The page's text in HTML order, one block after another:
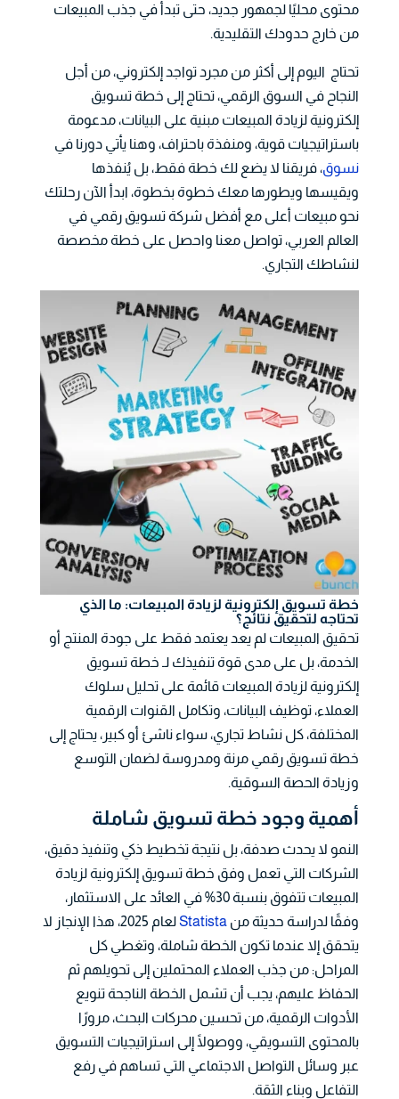
محتوى محليًا لجمهور جديد، حتى تبدأ في جذب المبيعات
من خارج حدودك التقليدية.
تحتاج اليوم إلى أكثر من مجرد تواجد إلكتروني، من أجل
النجاح في السوق الرقمي، تحتاج إلى خطة تسويق
إلكترونية لزيادة المبيعات مبنية على البيانات، مدعومة
باستراتيجيات قوية، ومنفذة باحتراف، وهنا يأتي دورنا في
نسوق، فريقنا لا يضع لك خطة فقط، بل يُنفذها
ويقيسها ويطورها معك خطوة بخطوة، ابدأ الآن رحلتك
نحو مبيعات أعلى مع أفضل شركة تسويق رقمي في
العالم العربي، تواصل معنا واحصل على خطة مخصصة
لنشاطك التجاري.
خطة تسويق إلكترونية لزيادة المبيعات: ما الذي
تحتاجه لتحقيق نتائج؟
تحقيق المبيعات لم يعد يعتمد فقط على جودة المنتج أو
الخدمة، بل على مدى قوة تنفيذك لـ خطة تسويق
إلكترونية لزيادة المبيعات قائمة على تحليل سلوك
العملاء، توظيف البيانات، وتكامل القنوات الرقمية
المختلفة، كل نشاط تجاري، سواء ناشئ أو كبير، يحتاج إلى
خطة تسويق رقمي مرنة ومدروسة لضمان التوسع
وزيادة الحصة السوقية.
أهمية وجود خطة تسويق شاملة
النمو لا يحدث صدفة، بل نتيجة تخطيط ذكي وتنفيذ دقيق،
الشركات التي تعمل وفق خطة تسويق إلكترونية لزيادة
المبيعات تتفوق بنسبة 30% في العائد على الاستثمار،
وفقًا لدراسة حديثة من Statista
لعام 2025، هذا الإنجاز لا
يتحقق إلا عندما تكون الخطة شاملة، وتغطي كل
المراحل: من جذب العملاء المحتملين إلى تحويلهم ثم
الحفاظ عليهم، يجب أن تشمل الخطة الناجحة تنويع
الأدوات الرقمية، من تحسين محركات البحث، مرورًا
بالمحتوى التسويقي، ووصولًا إلى استراتيجيات التسويق
عبر وسائل التواصل الاجتماعي التي تساهم في رفع
التفاعل وبناء الثقة.